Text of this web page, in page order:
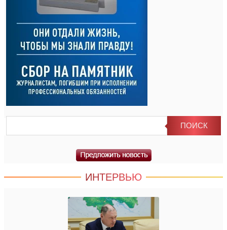
ИНТЕРВЬЮ